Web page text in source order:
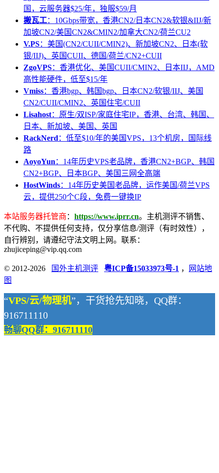
国，云服务器$25/年，独服$59/月
搬瓦工：10Gbps带宽，香港CN2/日本CN2&软银&IIJ/新
加坡CN2/美国CN2&CMIN2/加拿大CN2/荷兰CU2
V.PS：美国(CN2/CUII/CMIN2)、新加坡CN2、日本(软
银/IIJ)、英国CUII、德国/荷兰/CN2+CUII
ZgoVPS：香港优化、美国CUII/CMIN2、日本IIJ，AMD
高性能硬件，低至$15/年
Vmiss：香港bgp、韩国bgp、日本CN2/软银/IIJ、美国
CN2/CUII/CMIN2、英国住宅/CUII
Lisahost：原生/双ISP/家庭住宅IP，香港、台湾、韩国、
日本、新加坡、美国、英国
RackNerd ：低至$10/年的美国VPS，13个机房，国际线
路
AoyoYun ：14年历史VPS老品牌，香港CN2+BGP、韩国
CN2+BGP、日本BGP、美国三网全高端
HostWinds：14年历史美国老品牌，运作美国/荷兰VPS
云，提供250个C段，免费一键换IP
本站服务器托管商 ： https://www.iprr.cn。主机测评不销售、
不代购、不提供任何支持，仅分享信息/测评（有时效性），
自行辨别，请遵纪守法文明上网。联系：
zhujiceping@vip.qq.com
© 2012-2026 国外主机测评 粤ICP备15033973号-1 ，
网站地
图
“VPS/云/物理机”，干货抢先知晓，QQ群：
916711110
畅聊QQ群：916711110